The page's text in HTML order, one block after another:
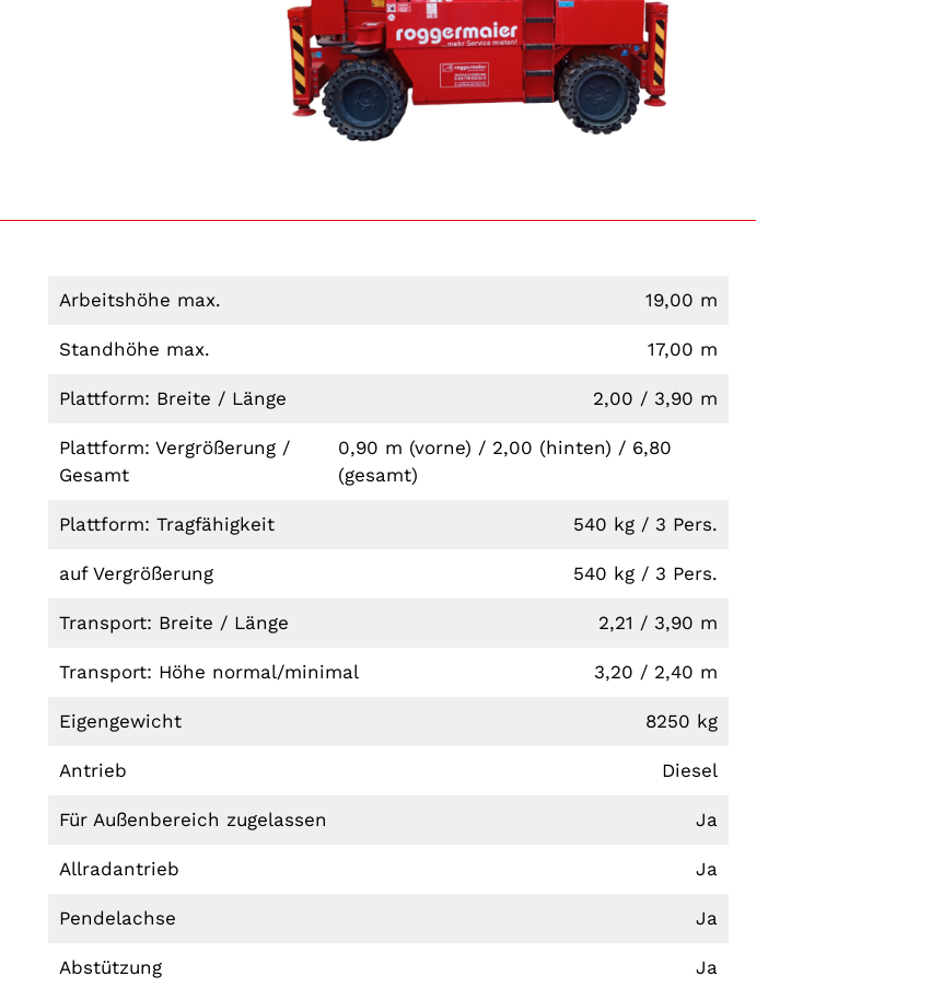
Arbeitshöhe max. 19,00 m
Standhöhe max. 17,00 m
Plattform: Breite / Länge 2,00 / 3,90 m
Plattform: Vergrößerung /
Gesamt
0,90 m (vorne) / 2,00 (hinten) / 6,80
(gesamt)
Plattform: Tragfähigkeit 540 kg / 3 Pers.
auf Vergrößerung 540 kg / 3 Pers.
Transport: Breite / Länge 2,21 / 3,90 m
Transport: Höhe normal/minimal 3,20 / 2,40 m
Eigengewicht 8250 kg
Antrieb Diesel
Für Außenbereich zugelassen Ja
Allradantrieb Ja
Pendelachse Ja
Abstützung Ja